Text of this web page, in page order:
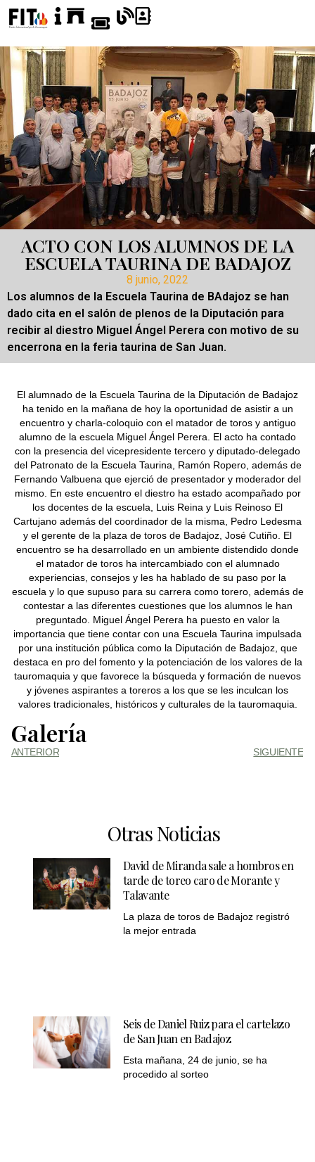
ACTO CON LOS ALUMNOS DE LA
ESCUELA TAURINA DE BADAJOZ
8 junio, 2022
Los alumnos de la Escuela Taurina de BAdajoz se han
dado cita en el salón de plenos de la Diputación para
recibir al diestro Miguel Ángel Perera con motivo de su
encerrona en la feria taurina de San Juan.
El alumnado de la Escuela Taurina de la Diputación de Badajoz
ha tenido en la mañana de hoy la oportunidad de asistir a un
encuentro y charla-coloquio con el matador de toros y antiguo
alumno de la escuela Miguel Ángel Perera. El acto ha contado
con la presencia del vicepresidente tercero y diputado-delegado
del Patronato de la Escuela Taurina, Ramón Ropero, además de
Fernando Valbuena que ejerció de presentador y moderador del
mismo. En este encuentro el diestro ha estado acompañado por
los docentes de la escuela, Luis Reina y Luis Reinoso El
Cartujano además del coordinador de la misma, Pedro Ledesma
y el gerente de la plaza de toros de Badajoz, José Cutiño. El
encuentro se ha desarrollado en un ambiente distendido donde
el matador de toros ha intercambiado con el alumnado
experiencias, consejos y les ha hablado de su paso por la
escuela y lo que supuso para su carrera como torero, además de
contestar a las diferentes cuestiones que los alumnos le han
preguntado. Miguel Ángel Perera ha puesto en valor la
importancia que tiene contar con una Escuela Taurina impulsada
por una institución pública como la Diputación de Badajoz, que
destaca en pro del fomento y la potenciación de los valores de la
tauromaquia y que favorece la búsqueda y formación de nuevos
y jóvenes aspirantes a toreros a los que se les inculcan los
valores tradicionales, históricos y culturales de la tauromaquia.
Galería
ANTERIOR SIGUIENTE
Otras Noticias
David de Miranda sale a hombros en
tarde de toreo caro de Morante y
Talavante
La plaza de toros de Badajoz registró
la mejor entrada
Seis de Daniel Ruiz para el cartelazo
de San Juan en Badajoz
Esta mañana, 24 de junio, se ha
procedido al sorteo